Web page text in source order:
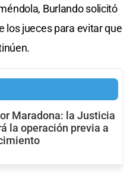
Burlando solicitó
los jueces para evitar que
Maradona: la Justicia
la operación previa a